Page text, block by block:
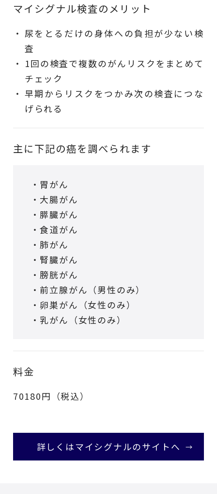
マイシグナル検査のメリット
尿をとるだけの身体への負担が少ない検
査
1回の検査で複数のがんリスクをまとめて
チェック
早期からリスクをつかみ次の検査につな
げられる
主に下記の癌を調べられます
・胃がん
・大腸がん
・膵臓がん
・食道がん
・肺がん
・腎臓がん
・膀胱がん
・前立腺がん（男性のみ）
・卵巣がん（女性のみ）
・乳がん（女性のみ）
料金
70180円（税込）
詳しくはマイシグナルのサイトへ